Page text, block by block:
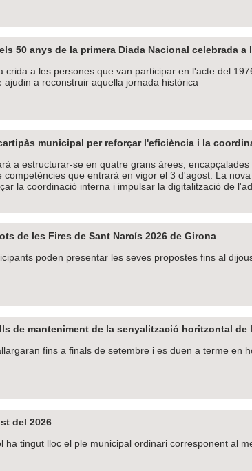
50 anys de la primera Diada Nacional celebrada
crida a les persones que van participar en l'acte del
a reconstruir aquella jornada històrica
municipal per reforçar l'eficiència i la
a estructurar-se en quatre grans àrees,
que entrarà en vigor el 3 d'agost. La
la coordinació interna i impulsar la digitalització de
de les Fires de Sant Narcís 2026 de Girona
poden presentar les seves propostes fins al
de manteniment de la senyalització horitzontal de
fins a finals de setembre i es duen a terme en
del 2026
ha tingut lloc el ple municipal ordinari corresponent al